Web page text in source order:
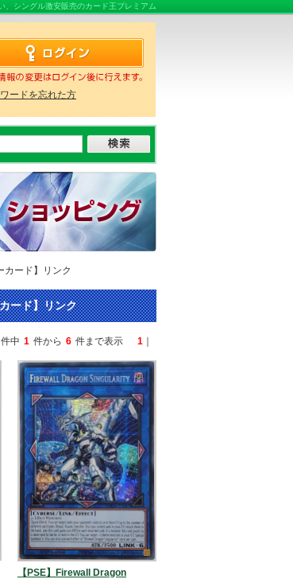
シングル激安販売のカード王プレミアム
ードを忘れた方
カード】リンク
ード】リンク
件中 1 件から 6 件まで表示 1
【PSE】Firewall Dragon